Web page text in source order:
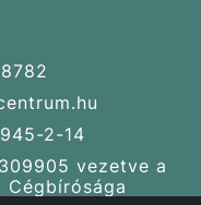
2-14
vezetve a
Cégbírósága